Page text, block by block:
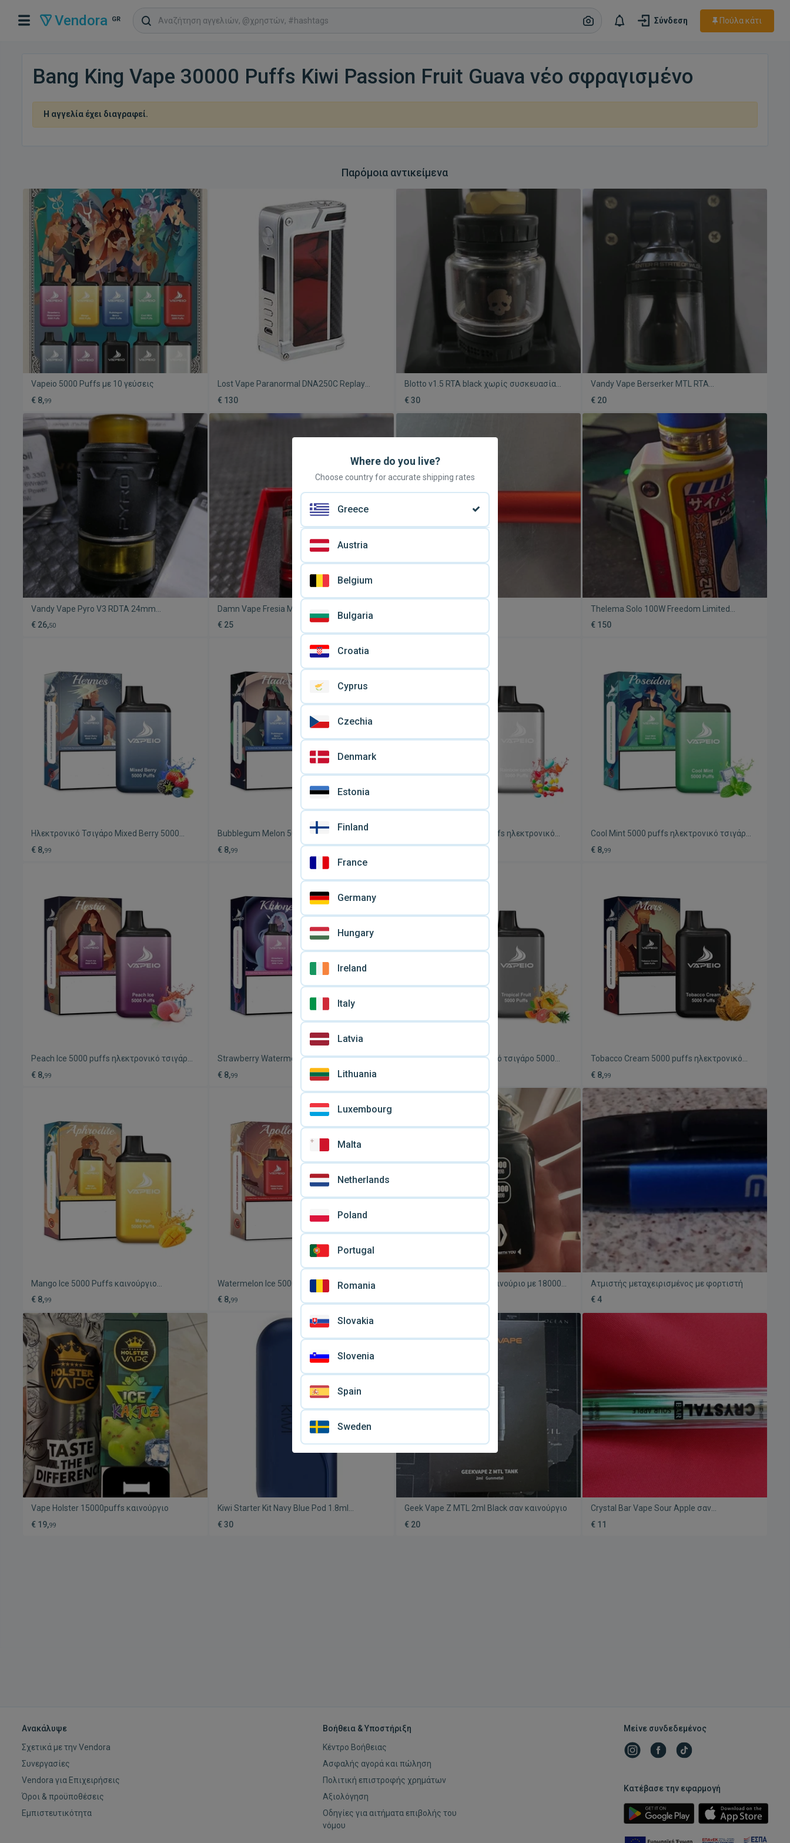
Vendora GR Σύνδεση Πούλα κάτι
Bang King Vape 30000 Puffs Kiwi Passion Fruit Guava νέο σφραγισμένο
Η αγγελία έχει διαγραφεί.
Παρόμοια αντικείμενα
Vapeio 5000 Puffs με 10 γεύσεις
€ 8,99
Lost Vape Paranormal DNA250C Replay
€ 130
Blotto v1.5 RTA black χωρίς συσκευασία
€ 30
Vandy Vape Berserker MTL RTA
€ 20
Vandy Vape Pyro V3 RDTA 24mm
μεταχειρισμένο, μαύρο
€ 26,50
Damn Vape Fresia MTL/DL RTA
μεταχειρισμένος, κόκκινος
€ 25
Thelema Solo 100W Freedom Limited
Edition – Lost Vape + Damn Vape -
Νιτρώδες RDTA 24mm
€ 150
Ηλεκτρονικό Τσιγάρο Mixed Berry 5000
Puffs νέο
€ 8,99
Bubblegum Melon 5000 puffs ηλεκτρονικό
τσιγάρο νέο
€ 8,99
Rainbow Candy 5000 puffs ηλεκτρονικό
τσιγάρο νέο
Cool Mint 5000 puffs ηλεκτρονικό τσιγάρο
νέο
€ 8,99
Peach Ice 5000 puffs ηλεκτρονικό τσιγάρο
€ 8,99
Strawberry Watermelon 5000 puffs
ηλεκτρονικό τσιγάρο νέο
€ 8,99
Tropical Fruit ηλεκτρονικό τσιγάρο 5000
Tobacco Cream 5000 puffs ηλεκτρονικό
€ 8,99
Mango Ice 5000 Puffs καινούργιο
ηλεκτρονικό τσιγάρο
€ 8,99
Watermelon Ice 5000 puffs ηλεκτρονικό
τσιγάρο νέο
€ 8,99
Ηλεκτρονικό τσιγάρο καινούριο με 18000
Ατμιστής μεταχειρισμένος με φορτιστή
€ 4
Vape Holster 15000puffs καινούργιο
€ 19,99
Kiwi Starter Kit Navy Blue Pod 1.8ml
καινούργιο με extras
€ 30
Geek Vape Z MTL 2ml Black σαν καινούργιο
€ 20
Crystal Bar Vape Sour Apple σαν
καινούργιο, 600 ρουφηξιές
€ 11
Ανακάλυψε
Σχετικά με την Vendora
Συνεργασίες
Vendora για Επιχειρήσεις
Όροι & προϋποθέσεις
Εμπιστευτικότητα
Βοήθεια & Υποστήριξη
Κέντρο Βοήθειας
Ασφαλής αγορά και πώληση
Πολιτική επιστροφής χρημάτων
Αξιολόγηση
Οδηγίες για αιτήματα επιβολής του
νόμου
Μείνε συνδεδεμένος
Κατέβασε την εφαρμογή
Where do you live?
Choose country for accurate shipping rates
Greece
Austria
Belgium
Bulgaria
Croatia
Cyprus
Czechia
Denmark
Estonia
Finland
France
Germany
Hungary
Ireland
Italy
Latvia
Lithuania
Luxembourg
Malta
Netherlands
Poland
Portugal
Romania
Slovakia
Slovenia
Spain
Sweden